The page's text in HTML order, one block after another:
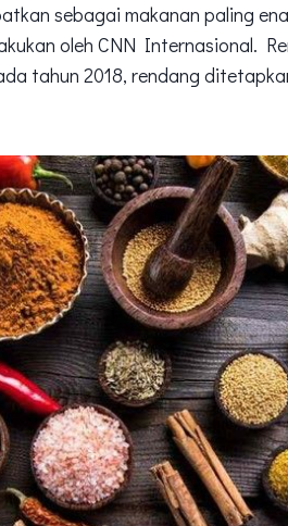
sebagai makanan paling
oleh CNN Internasional.
tahun 2018, rendang